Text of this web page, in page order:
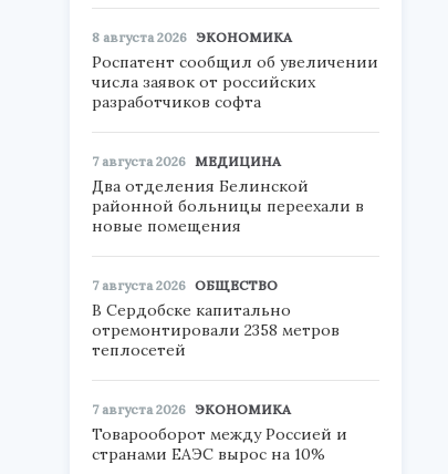
8 августа 2026 ЭКОНОМИКА
Роспатент сообщил об увеличении
числа заявок от российских
разработчиков софта
7 августа 2026 МЕДИЦИНА
Два отделения Белинской
районной больницы переехали в
новые помещения
7 августа 2026 ОБЩЕСТВО
В Сердобске капитально
отремонтировали 2358 метров
теплосетей
7 августа 2026 ЭКОНОМИКА
Товарооборот между Россией и
странами ЕАЭС вырос на 10%